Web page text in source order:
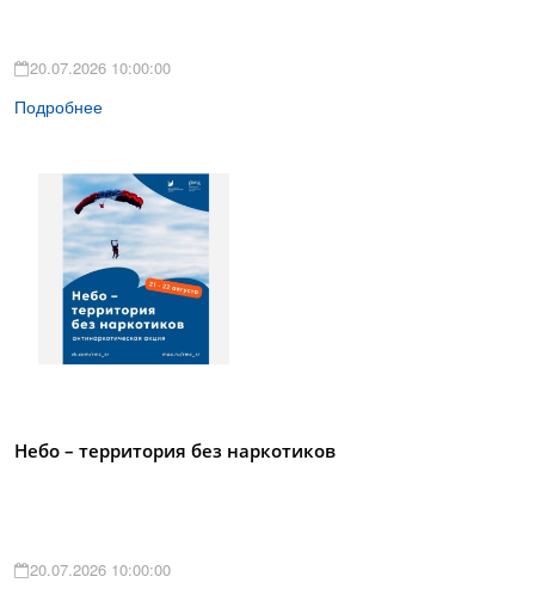
20.07.2026 10:00:00
Подробнее
Небо – территория без наркотиков
20.07.2026 10:00:00